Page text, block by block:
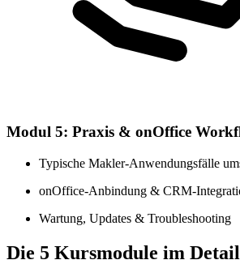
Modul 5: Praxis & onOffice
Typische Makler-Anwendungsfälle
onOffice-Anbindung & CRM-
Wartung, Updates & Troubleshooting
Die 5 Kursmodule im Detail